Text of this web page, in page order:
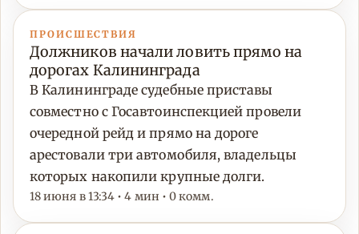
ПРОИСШЕСТВИЯ
Должников начали ловить прямо на
дорогах Калининграда
В Калининграде судебные приставы
совместно с Госавтоинспекцией провели
очередной рейд и прямо на дороге
арестовали три автомобиля, владельцы
которых накопили крупные долги.
18 июня в 13:34 • 4 мин • 0 комм.